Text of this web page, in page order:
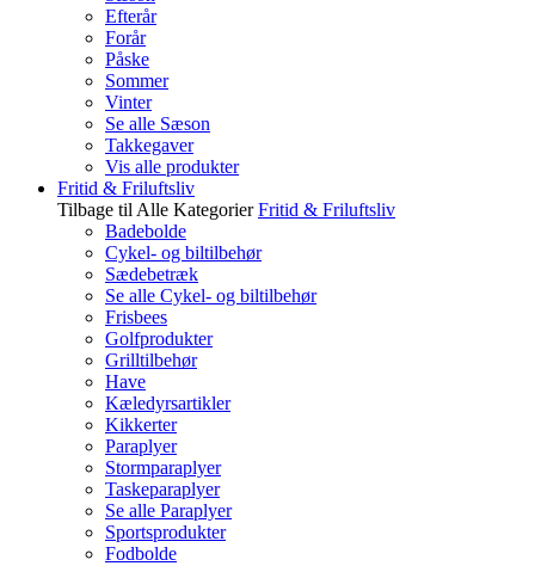
Efterår
Forår
Påske
Sommer
Vinter
Se alle Sæson
Takkegaver
Vis alle produkter
Fritid & Friluftsliv
Tilbage til Alle Kategorier Fritid & Friluftsliv
Badebolde
Cykel- og biltilbehør
Sædebetræk
Se alle Cykel- og biltilbehør
Frisbees
Golfprodukter
Grilltilbehør
Have
Kæledyrsartikler
Kikkerter
Paraplyer
Stormparaplyer
Taskeparaplyer
Se alle Paraplyer
Sportsprodukter
Fodbolde